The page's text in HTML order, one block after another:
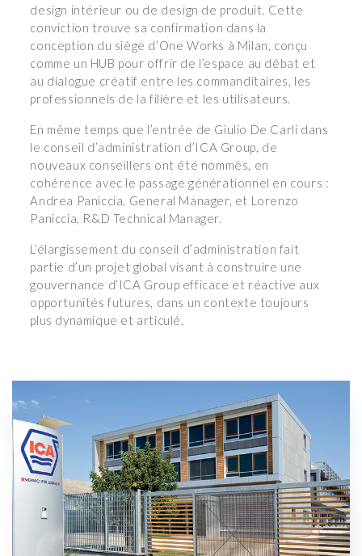
design intérieur ou de design de produit. Cette
conviction trouve sa confirmation dans la
conception du siège d’One Works à Milan, conçu
comme un HUB pour offrir de l’espace au débat et
au dialogue créatif entre les commanditaires, les
professionnels de la filière et les utilisateurs.
En même temps que l’entrée de Giulio De Carli dans
le conseil d’administration d’ICA Group, de
nouveaux conseillers ont été nommés, en
cohérence avec le passage générationnel en cours :
Andrea Paniccia, General Manager, et Lorenzo
Paniccia, R&D Technical Manager.
L’élargissement du conseil d’administration fait
partie d’un projet global visant à construire une
gouvernance d’ICA Group efficace et réactive aux
opportunités futures, dans un contexte toujours
plus dynamique et articulé.